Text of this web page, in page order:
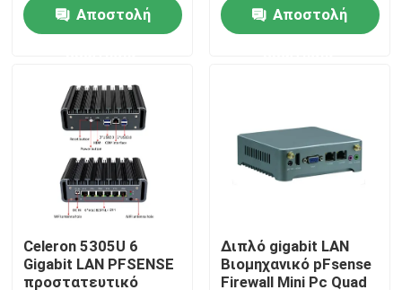
Ζητήστε ένα απόσπασμα
Βιομηχανικό μίνι PC
βιομηχανικό PC επιτροπής
τραχύ PC ταμπλετών
Αποστολή
Αποστολή
Celeron 5305U 6
Gigabit LAN PFSENSE
προστατευτικό
Διπλό gigabit LAN
Βιομηχανικό pFsense
Firewall Mini Pc Quad